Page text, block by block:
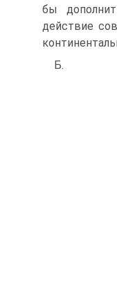
бы
действие
Б.